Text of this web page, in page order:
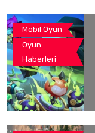
Mobil Oyun
Oyun
Haberleri